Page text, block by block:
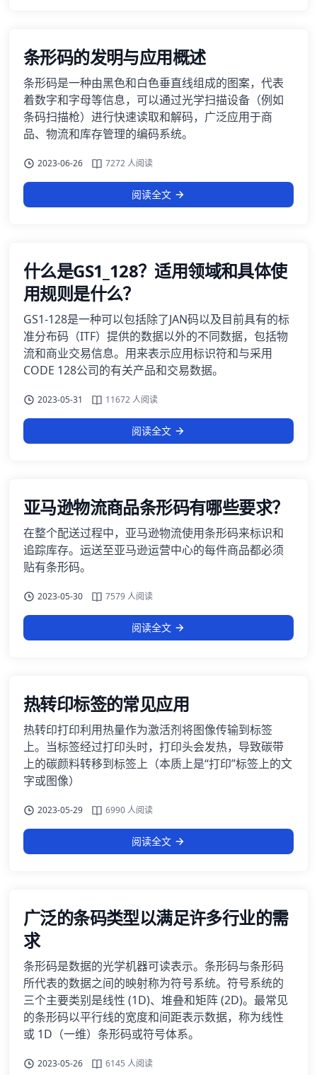
条形码的发明与应用概述
条形码是一种由黑色和白色垂直线组成的图案，代表
着数字和字母等信息，可以通过光学扫描设备（例如
条码扫描枪）进行快速读取和解码，广泛应用于商
品、物流和库存管理的编码系统。
2023-06-26 7272 人阅读
阅读全文
什么是GS1_128？适用领域和具体使
用规则是什么？
GS1-128是一种可以包括除了JAN码以及目前具有的标
准分布码（ITF）提供的数据以外的不同数据，包括物
流和商业交易信息。用来表示应用标识符和与采用
CODE 128公司的有关产品和交易数据。
2023-05-31 11672 人阅读
阅读全文
亚马逊物流商品条形码有哪些要求？
在整个配送过程中，亚马逊物流使用条形码来标识和
追踪库存。运送至亚马逊运营中心的每件商品都必须
贴有条形码。
2023-05-30 7579 人阅读
阅读全文
热转印标签的常见应用
热转印打印利用热量作为激活剂将图像传输到标签
上。当标签经过打印头时，打印头会发热，导致碳带
上的碳颜料转移到标签上（本质上是“打印”标签上的文
字或图像）
2023-05-29 6990 人阅读
阅读全文
广泛的条码类型以满足许多行业的需
求
条形码是数据的光学机器可读表示。条形码与条形码
所代表的数据之间的映射称为符号系统。符号系统的
三个主要类别是线性 (1D)、堆叠和矩阵 (2D)。最常见
的条形码以平行线的宽度和间距表示数据，称为线性
或 1D（一维）条形码或符号体系。
2023-05-26 6145 人阅读